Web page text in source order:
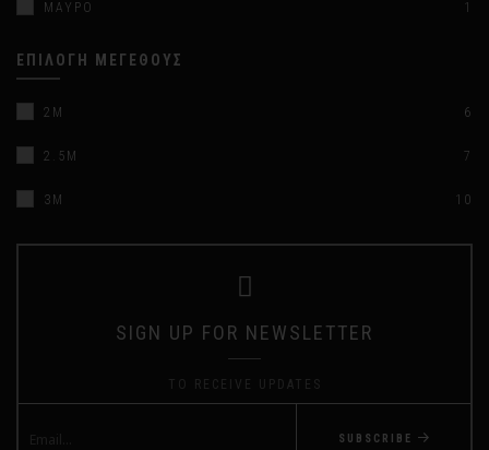
ΜΑΎΡΟ
ΕΠΙΛΟΓΉ ΜΕΓΈΘΟΥΣ
2M 6
2.5M 7
3M 10
SIGN UP FOR NEWSLETTER
TO RECEIVE UPDATES
SUBSCRIBE